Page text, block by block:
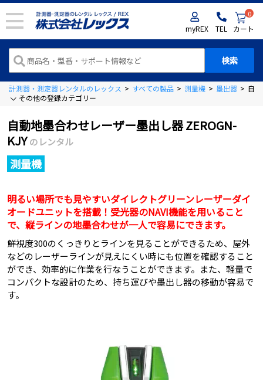
myREX TEL
0
カート
計測器・測定器レンタルのレックス > すべての製品 > 測量機 > 墨出器 > 自
その他の登録カテゴリー
自動地墨合わせレーザー墨出し器 ZEROGN-
KJY のレンタル
測量機
明るい場所でも見やすいダイレクトグリーンレーザーダイ
オードユニットを搭載！受光器のNAVI機能を用いること
で、縦ラインの地墨合わせが一人で容易にできます。
鮮視度300のくっきりとラインを見ることができるため、屋外
などのレーザーラインが見えにくい時にも位置を確認すること
ができ、効率的に作業を行なうことができます。また、軽量で
コンパクトな設計のため、持ち運びや墨出し器の移動が容易で
す。